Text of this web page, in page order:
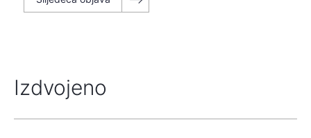
Izdvojeno